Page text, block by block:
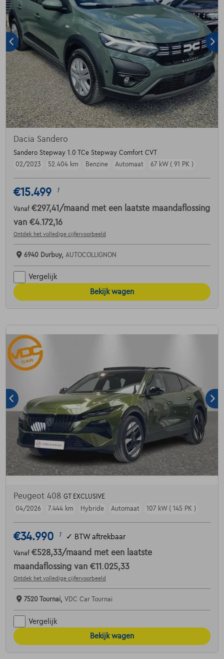
Dacia Sandero
Sandero Stepway 1.0 TCe Stepway Comfort CVT
02/2023
52.404 km Benzine Automaat 67 kW ( 91 PK )
€15.499 1
Vanaf €297,41 /maand met een laatste maandaflossing
van €4.172,16
Ontdek het volledige cijfervoorbeeld
6940 Durbuy, AUTOCOLLIGNON
Vergelijk
Bekijk wagen
Peugeot 408 GT EXCLUSIVE
04/2026
7.444 km Hybride Automaat 107 kW ( 145 PK )
€34.990 1 ✓ BTW aftrekbaar
Vanaf €528,33/maand met een laatste
maandaflossing van €11.025,33
Ontdek het volledige cijfervoorbeeld
7520 Tournai, VDC Car Tournai
Vergelijk
Bekijk wagen